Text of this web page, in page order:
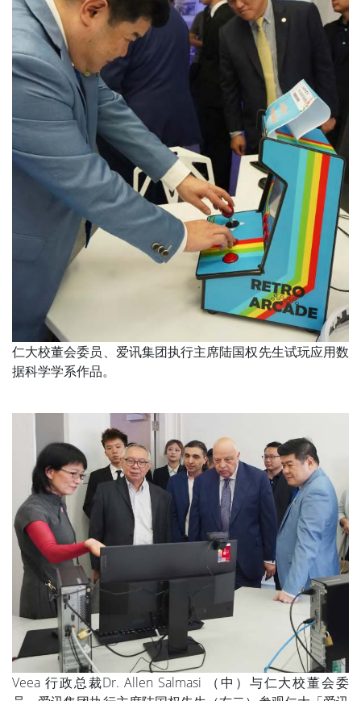
仁大校董会委员、爱讯集团执行主席陆国权先生试玩应用数
据科学学系作品。
Veea 行政总裁Dr. Allen Salmasi （中）与仁大校董会委